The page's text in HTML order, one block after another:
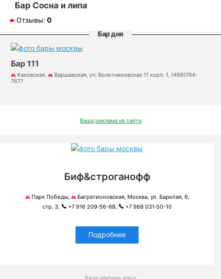
Бар Сосна и липа
Отзывы: 0
Бар дня
Бар 111
Каховская,
Варшавская, ул. Болотниковская 11 корп. 1, (499)794-
7677
Ваша реклама на сайте
Биф&строганофф
Парк Победы,
Багратионовская, Москва, ул. Барклая, 6,
стр. 3,
+7 916 209‑56-68, +7 968 031‑50-10
Подробнее
Ваша реклама здесь